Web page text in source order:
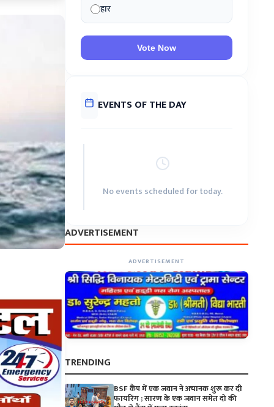
हार
Vote Now
EVENTS OF THE DAY
No events scheduled for today.
ADVERTISEMENT
ADVERTISEMENT
TRENDING
BSF कैंप में एक जवान ने अचानक शुरू कर दी
फायरिंग ; सारण के एक जवान समेत दो की